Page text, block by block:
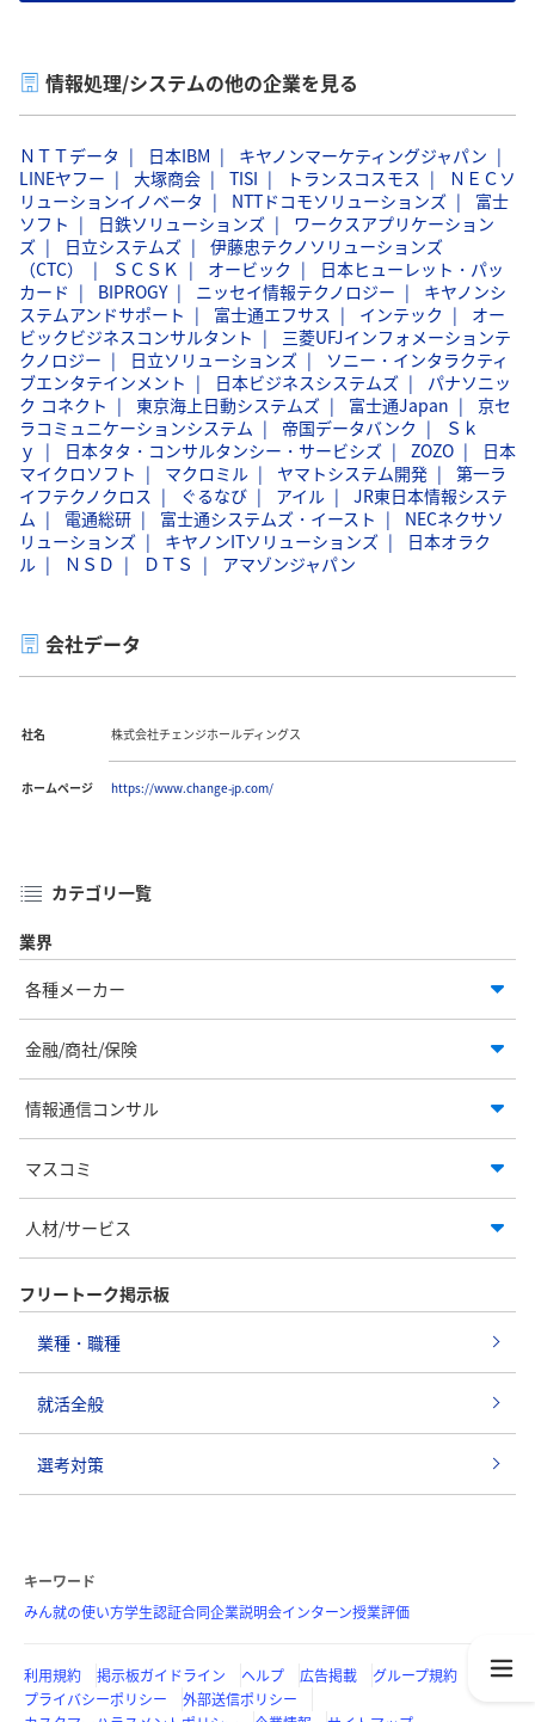
情報処理/システムの他の企業を見る
ＮＴＴデータ 日本IBM
キヤノンマーケティングジャパン
LINEヤフー
大塚商会 TISI トランスコスモス
ＮＥＣソ
リューションイノベータ
NTTドコモソリューションズ
富士
ソフト
日鉄ソリューションズ
ワークスアプリケーション
ズ
日立システムズ
伊藤忠テクノソリューションズ
（CTC）
ＳＣＳＫ オービック
日本ヒューレット・パッ
カード
BIPROGY ニッセイ情報テクノロジー
キヤノンシ
ステムアンドサポート
富士通エフサス インテック
オー
ビックビジネスコンサルタント
三菱UFJインフォメーションテ
クノロジー
日立ソリューションズ
ソニー・インタラクティ
ブエンタテインメント
日本ビジネスシステムズ
パナソニッ
ク コネクト
東京海上日動システムズ 富士通Japan
京セ
ラコミュニケーションシステム
帝国データバンク
Ｓｋ
ｙ
日本タタ・コンサルタンシー・サービシズ ZOZO
日本
マイクロソフト
マクロミル ヤマトシステム開発
第一ラ
イフテクノクロス
ぐるなび アイル
JR東日本情報システ
ム
電通総研 富士通システムズ・イースト
NECネクサソ
リューションズ
キヤノンITソリューションズ
日本オラク
ル
ＮＳＤ ＤＴＳ アマゾンジャパン
会社データ
社名 株式会社チェンジホールディングス
ホームページ https://www.change-jp.com/
カテゴリ一覧
業界
各種メーカー
金融/商社/保険
情報通信コンサル
マスコミ
人材/サービス
フリートーク掲示板
業種・職種
就活全般
選考対策
キーワード
みん就の使い方学生認証合同企業説明会インターン授業評価
利用規約 掲示板ガイドライン ヘルプ 広告掲載
グループ規約
プライバシーポリシー
外部送信ポリシー